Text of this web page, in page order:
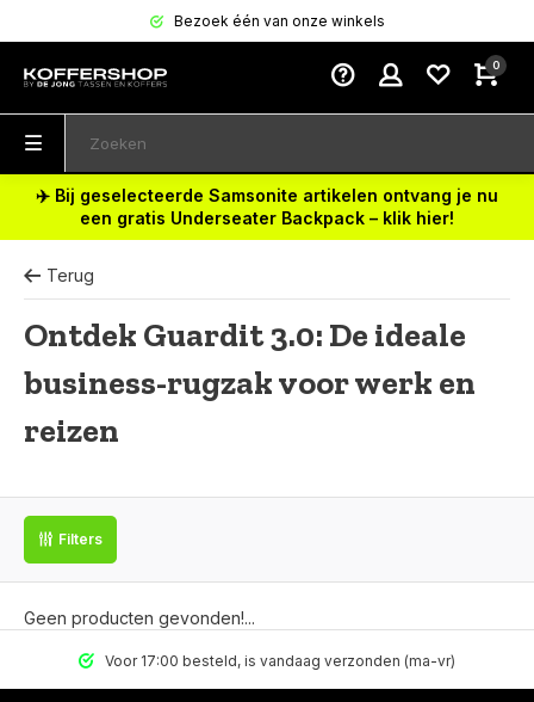
Bezoek één van onze winkels
0
✈️ Bij geselecteerde Samsonite artikelen ontvang je nu
een gratis Underseater Backpack – klik hier!
Terug
Ontdek Guardit 3.0: De ideale
business-rugzak voor werk en
reizen
Filters
Geen producten gevonden!...
Voor 17:00 besteld, is vandaag verzonden (ma-vr)